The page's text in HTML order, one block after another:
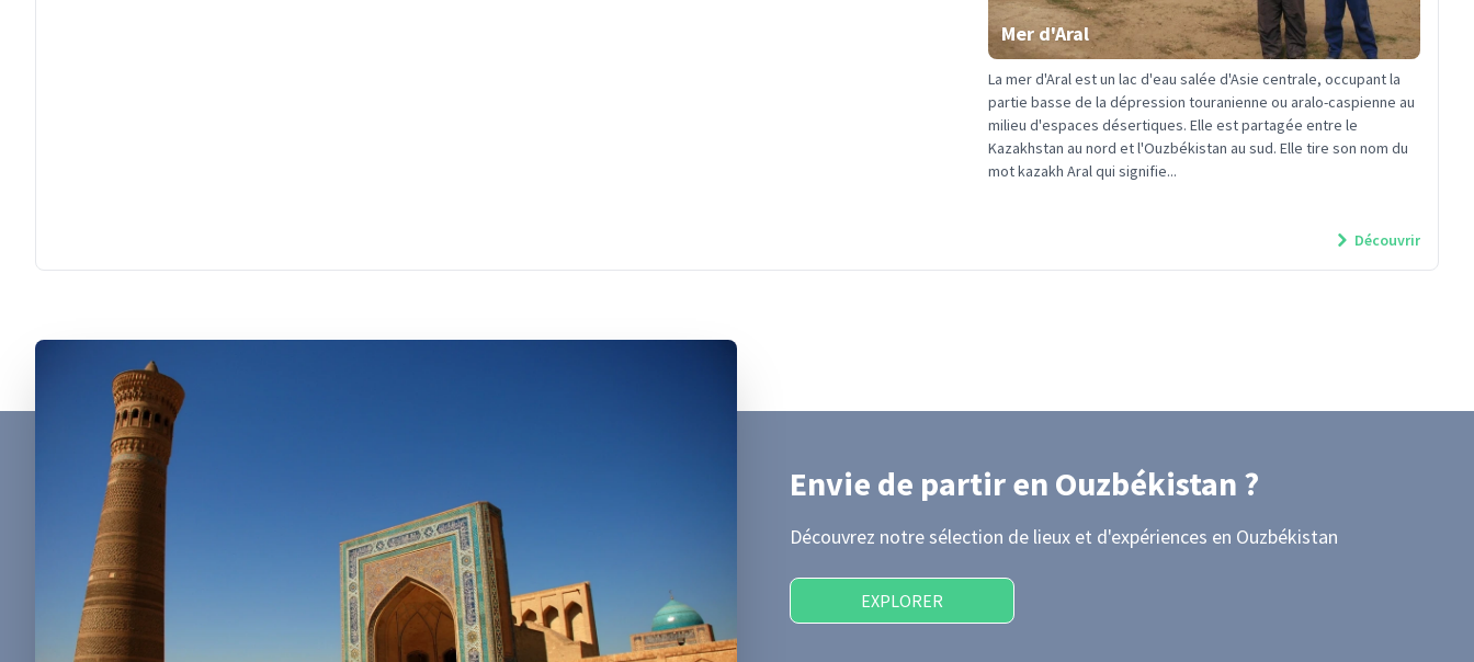
Mer d'Aral
La mer d'Aral est un lac d'eau salée d'Asie centrale, occupant la
partie basse de la dépression touranienne ou aralo-caspienne au
milieu d'espaces désertiques. Elle est partagée entre le
Kazakhstan au nord et l'Ouzbékistan au sud. Elle tire son nom du
mot kazakh Aral qui signifie...
Découvrir
Envie de partiren Ouzbékistan ?
Découvrez notre sélection de lieux et d'expériences en Ouzbékistan
EXPLORER